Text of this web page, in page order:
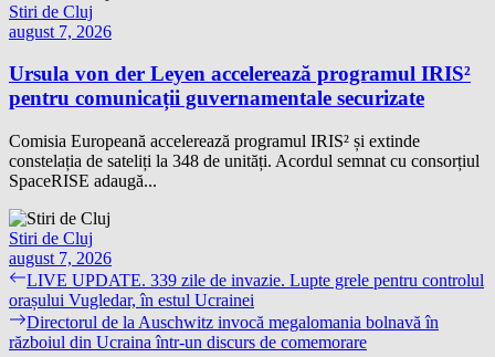
Stiri de Cluj
august 7, 2026
Ursula von der Leyen accelerează programul IRIS²
pentru comunicații guvernamentale securizate
Comisia Europeană accelerează programul IRIS² și extinde
constelația de sateliți la 348 de unități. Acordul semnat cu consorțiul
SpaceRISE adaugă...
Stiri de Cluj
august 7, 2026
Navigare
în
articole
Previous
post:
LIVE UPDATE. 339 zile de invazie. Lupte grele pentru controlul
orașului Vugledar, în estul Ucrainei
Next
post:
Directorul de la Auschwitz invocă megalomania bolnavă în
războiul din Ucraina într-un discurs de comemorare